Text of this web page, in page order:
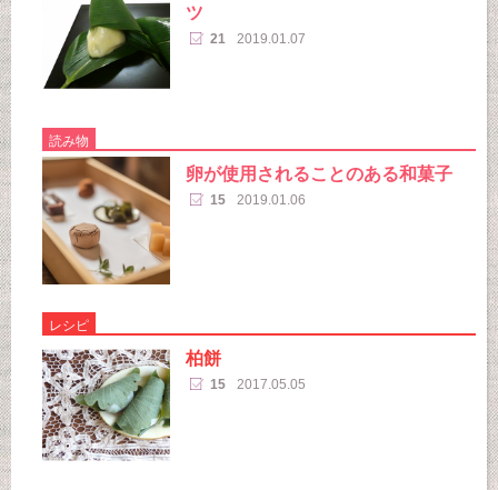
ツ
21 2019.01.07
読み物
卵が使用されることのある和菓子
15 2019.01.06
レシピ
柏餅
15 2017.05.05